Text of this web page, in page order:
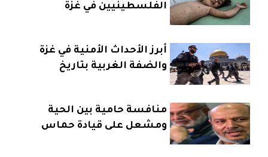
الفلسطينيين في غزة
أبرز الأحداث الأمنية في غزة
والضفة الغربية بتاريخ
منافسة حامية بين الحية
ومشعل على قيادة حماس